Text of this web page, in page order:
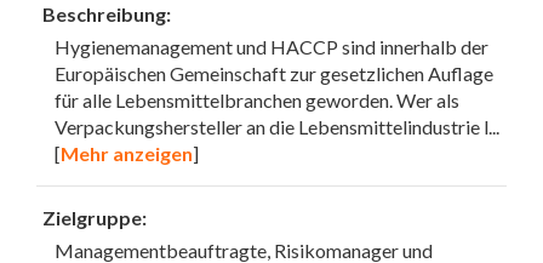
Beschreibung:
Hygienemanagement und HACCP sind innerhalb der
Europäischen Gemeinschaft zur gesetzlichen Auflage
für alle Lebensmittelbranchen geworden. Wer als
Verpackungshersteller an die Lebensmittelindustrie l...
[Mehr anzeigen]
Zielgruppe:
Managementbeauftragte, Risikomanager und